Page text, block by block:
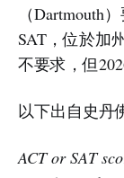
（Dartmouth
SAT，位於加
不要求，但
以下出自史丹
ACT or SAT